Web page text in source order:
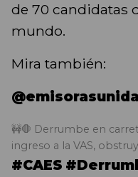
de 70 candidatas
mundo.
Mira también:
🚧🛑 Derrumbe en
ingreso a la VAS,
#CAES